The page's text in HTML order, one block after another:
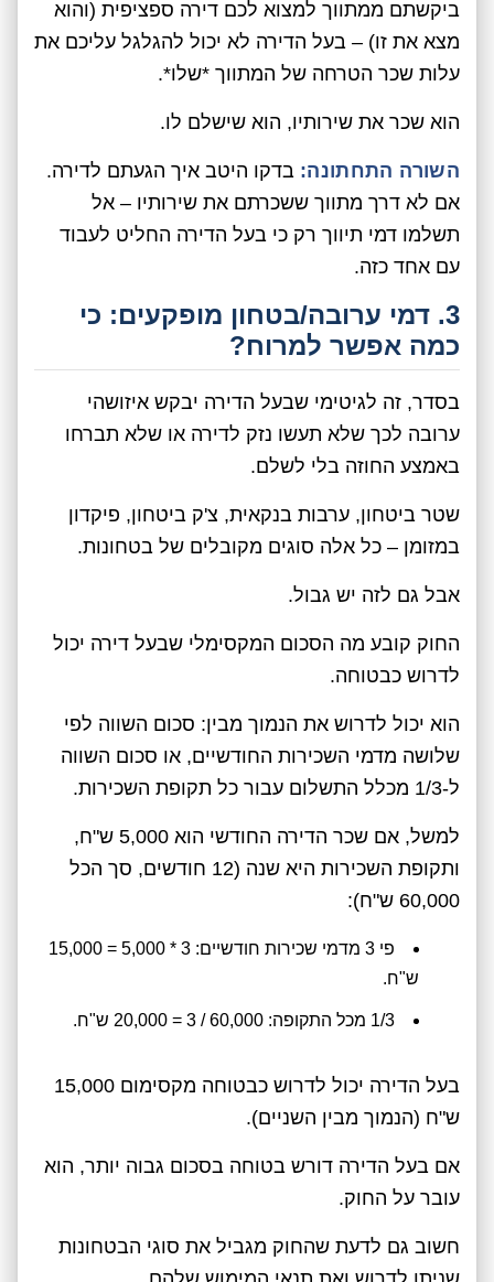
ביקשתם ממתווך למצוא לכם דירה ספציפית (והוא
מצא את זו) – בעל הדירה לא יכול להגלגל עליכם את
עלות שכר הטרחה של המתווך *שלו*.
הוא שכר את שירותיו, הוא שישלם לו.
השורה התחתונה: בדקו היטב איך הגעתם לדירה.
אם לא דרך מתווך ששכרתם את שירותיו – אל
תשלמו דמי תיווך רק כי בעל הדירה החליט לעבוד
עם אחד כזה.
3. דמי ערובה/בטחון מופקעים: כי
כמה אפשר למרוח?
בסדר, זה לגיטימי שבעל הדירה יבקש איזושהי
ערובה לכך שלא תעשו נזק לדירה או שלא תברחו
באמצע החוזה בלי לשלם.
שטר ביטחון, ערבות בנקאית, צ'ק ביטחון, פיקדון
במזומן – כל אלה סוגים מקובלים של בטחונות.
אבל גם לזה יש גבול.
החוק קובע מה הסכום המקסימלי שבעל דירה יכול
לדרוש כבטוחה.
הוא יכול לדרוש את הנמוך מבין: סכום השווה לפי
שלושה מדמי השכירות החודשיים, או סכום השווה
ל-1/3 מכלל התשלום עבור כל תקופת השכירות.
למשל, אם שכר הדירה החודשי הוא 5,000 ש"ח,
ותקופת השכירות היא שנה (12 חודשים, סך הכל
60,000 ש"ח):
פי 3 מדמי שכירות חודשיים: 3 * 5,000 = 15,000
ש"ח.
1/3 מכל התקופה: 60,000 / 3 = 20,000 ש"ח.
בעל הדירה יכול לדרוש כבטוחה מקסימום 15,000
ש"ח (הנמוך מבין השניים).
אם בעל הדירה דורש בטוחה בסכום גבוה יותר, הוא
עובר על החוק.
חשוב גם לדעת שהחוק מגביל את סוגי הבטחונות